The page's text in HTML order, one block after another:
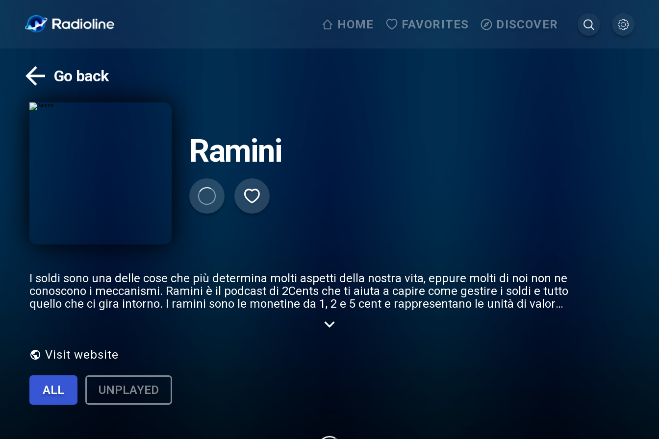
HOME FAVORITES DISCOVER
Go back
Ramini
I soldi sono una delle cose che più determina molti aspetti della nostra vita, eppure molti di noi non ne
conoscono i meccanismi. Ramini è il podcast di 2Cents che ti aiuta a capire come gestire i soldi e tutto
quello che ci gira intorno. I ramini sono le monetine da 1, 2 e 5 cent e rappresentano le unità di valore
podcast si concentra sulle basi della finanza personale per capire come funzionano soldi e imparare a
Visit website
ALL UNPLAYED